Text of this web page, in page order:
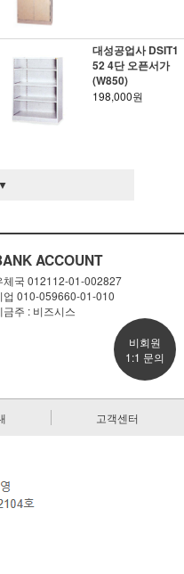
대성공업사 DSIT1
52 4단 오픈서가
(W850)
198,000원
ACCOUNT
체국 012112-01-002827
업 010-059660-01-010
금주 : 비즈시스
비회원
1:1 문의
고객센터